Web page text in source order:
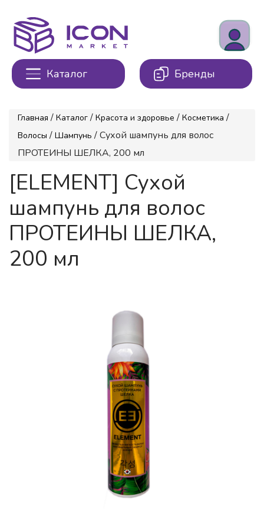
Каталог Бренды
Главная / Каталог / Красота и здоровье / Косметика /
Волосы / Шампунь / Сухой шампунь для волос
ПРОТЕИНЫ ШЕЛКА, 200 мл
[ELEMENT] Сухой
шампунь для волос
ПРОТЕИНЫ ШЕЛКА,
200 мл